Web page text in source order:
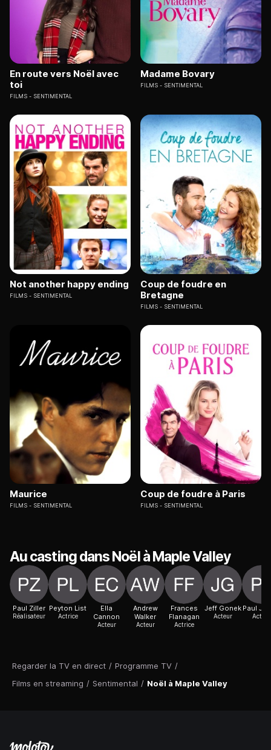
Regarder la TV en direct / Programme TV /
Films en streaming / Sentimental / Noël à Maple Valley
En route vers Noël avec
toi
FILMS SENTIMENTAL
Madame Bovary
FILMS SENTIMENTAL
Not another happy ending
FILMS SENTIMENTAL
Coup de foudre en
Bretagne
FILMS SENTIMENTAL
Maurice
FILMS SENTIMENTAL
Coup de foudre à Paris
FILMS SENTIMENTAL
Au casting dans Noël à Maple Valley
Paul Ziller
Réalisateur
Peyton List
Actrice
Ella
Cannon
Acteur
Andrew
Walker
Acteur
Frances
Flanagan
Actrice
Jeff Gonek
Acteur
Paul
Acteur